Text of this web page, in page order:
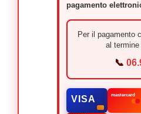
pagamento
Per il pagamento
al
📞
VISA mastercard